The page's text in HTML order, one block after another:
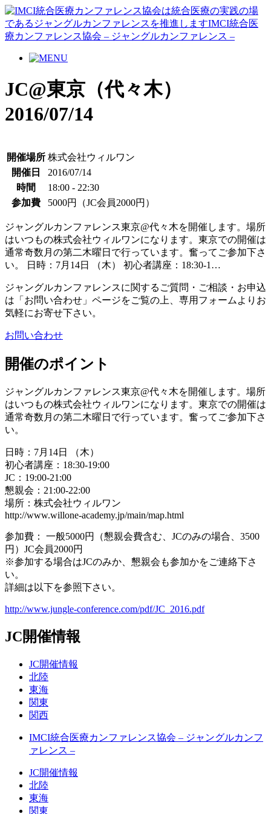
JC@東京（代々木）
2016/07/14
開催場所 株式会社ウィルワン
開催日
2016/07/14
時間
18:00 - 22:30
参加費
5000円（JC会員2000円）
ジャングルカンファレンス東京@代々木を開催します。場所
はいつもの株式会社ウィルワンになります。東京での開催は
通常奇数月の第二木曜日で行っています。奮ってご参加下さ
い。 日時：7月14日 （木） 初心者講座：18:30-1…
ジャングルカンファレンスに関するご質問・ご相談・お申込
は「お問い合わせ」ページをご覧の上、専用フォームよりお
気軽にお寄せ下さい。
お問い合わせ
開催のポイント
ジャングルカンファレンス東京@代々木を開催します。場所
はいつもの株式会社ウィルワンになります。東京での開催は
通常奇数月の第二木曜日で行っています。奮ってご参加下さ
い。
日時：7月14日 （木）
初心者講座：18:30-19:00
JC：19:00-21:00
懇親会：21:00-22:00
場所：株式会社ウィルワン
http://www.willone-academy.jp/main/map.html
参加費： 一般5000円（懇親会費含む、JCのみの場合、3500
円）JC会員2000円
※参加する場合はJCのみか、懇親会も参加かをご連絡下さ
い。
詳細は以下を参照下さい。
http://www.jungle-conference.com/pdf/JC_2016.pdf
JC開催情報
JC開催情報
北陸
東海
関東
関西
IMCI統合医療カンファレンス協会 – ジャングルカンフ
ァレンス –
JC開催情報
北陸
東海
関東